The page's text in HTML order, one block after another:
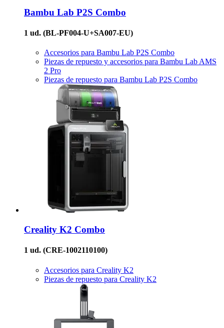
Bambu Lab P2S Combo
1 ud. (BL-PF004-U+SA007-EU)
Accesorios para Bambu Lab P2S Combo
Piezas de repuesto y accesorios para Bambu Lab AMS
2 Pro
Piezas de repuesto para Bambu Lab P2S Combo
Creality K2 Combo
1 ud. (CRE-1002110100)
Accesorios para Creality K2
Piezas de repuesto para Creality K2